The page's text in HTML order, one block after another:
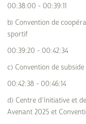
00:38:00 - 00:39:11
b) Convention de
sportif
00:39:20 - 00:42:34
c) Convention de
00:42:38 - 00:46:14
d) Centre d’Initiative et
Avenant 2025 et